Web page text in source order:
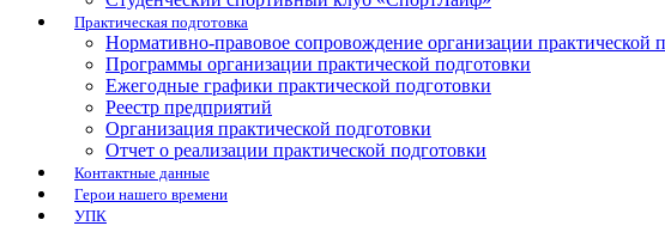
Практическая подготовка
Нормативно-правовое сопровождение организации практической
Программы организации практической подготовки
Ежегодные графики практической подготовки
Реестр предприятий
Организация практической подготовки
Отчет о реализации практической подготовки
Контактные данные
Герои нашего времени
УПК